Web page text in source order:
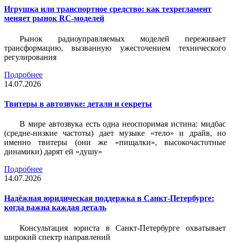
Игрушка или транспортное средство: как техрегламент
меняет рынок RC-моделей
Рынок радиоуправляемых моделей переживает
трансформацию, вызванную ужесточением технического
регулирования
Подробнее
14.07.2026
Твитеры в автозвуке: детали и секреты
В мире автозвука есть одна неоспоримая истина: мидбас
(средне-низкие частоты) дает музыке «тело» и драйв, но
именно твитеры (они же «пищалки», высокочастотные
динамики) дарят ей «душу»
Подробнее
14.07.2026
Надёжная юридическая поддержка в Санкт-Петербурге:
когда важна каждая деталь
Консультация юриста в Санкт-Петербурге охватывает
широкий спектр направлений